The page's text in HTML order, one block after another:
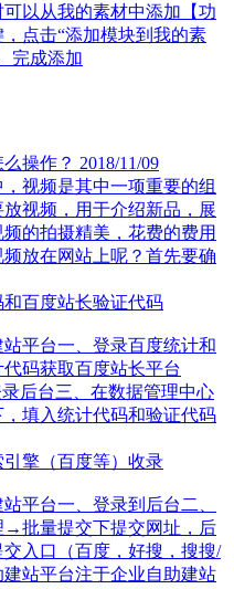
以从我的素材中添加【功
点击“添加模块到我的素
完成添加
操作？ 2018/11/09
视频是其中一项重要的组
视频，用于介绍新品，展
的拍摄精美，花费的费用
放在网站上呢？首先要确
百度站长验证代码
平台一、登录百度统计和
码获取百度站长平台
后台三、在数据管理中心
填入统计代码和验证代码
擎（百度等）收录
平台一、登录到后台二、
批量提交下提交网址，后
入口（百度，好搜，搜搜/
站平台注于企业自助建站